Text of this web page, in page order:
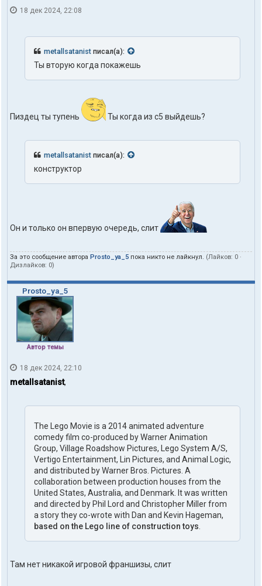
18 дек 2024, 22:08
metallsatanist писал(а):
Ты вторую когда покажешь
Пиздец ты тупень Ты когда из с5 выйдешь?
metallsatanist писал(а):
конструктор
Он и только он впервую очередь, слит
За это сообщение автора Prosto_ya_5 пока никто не лайкнул. (Лайков: 0 ·
Дизлайков: 0)
Prosto_ya_5
Автор темы
18 дек 2024, 22:10
metallsatanist,
The Lego Movie is a 2014 animated adventure
comedy film co-produced by Warner Animation
Group, Village Roadshow Pictures, Lego System A/S,
Vertigo Entertainment, Lin Pictures, and Animal Logic,
and distributed by Warner Bros. Pictures. A
collaboration between production houses from the
United States, Australia, and Denmark. It was written
and directed by Phil Lord and Christopher Miller from
a story they co-wrote with Dan and Kevin Hageman,
based on the Lego line of construction toys
Там нет никакой игровой франшизы, слит